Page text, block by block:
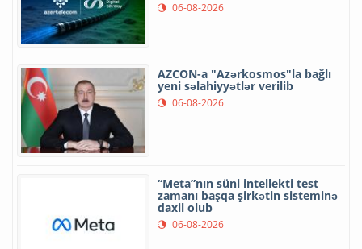
06-08-2026
AZCON-a "Azərkosmos"la bağlı
yeni səlahiyyətlər verilib
06-08-2026
“Meta”nın süni intellekti test
zamanı başqa şirkətin sisteminə
daxil olub
06-08-2026